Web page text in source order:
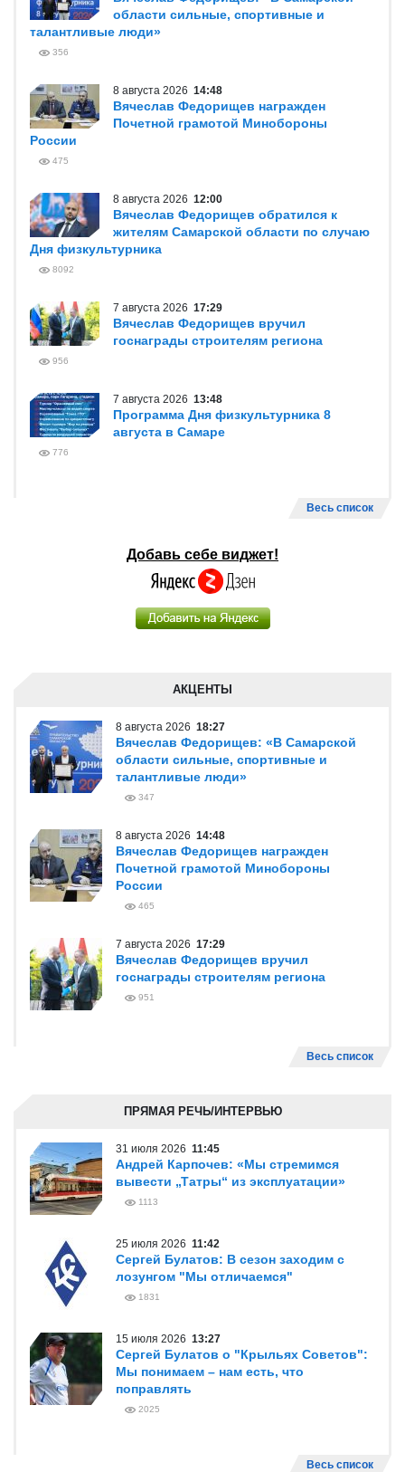
области сильные, спортивные и
талантливые люди»
356
8 августа 2026 14:48
Вячеслав Федорищев награжден
Почетной грамотой Минобороны
России
475
8 августа 2026 12:00
Вячеслав Федорищев обратился к
жителям Самарской области по случаю
Дня физкультурника
8092
7 августа 2026 17:29
Вячеслав Федорищев вручил
госнаграды строителям региона
956
7 августа 2026 13:48
Программа Дня физкультурника 8
августа в Самаре
776
Весь список
Добавь себе виджет!
АКЦЕНТЫ
8 августа 2026 18:27
Вячеслав Федорищев: «В Самарской
области сильные, спортивные и
талантливые люди»
347
8 августа 2026 14:48
Вячеслав Федорищев награжден
Почетной грамотой Минобороны
России
465
7 августа 2026 17:29
Вячеслав Федорищев вручил
госнаграды строителям региона
951
Весь список
ПРЯМАЯ РЕЧЬ/ИНТЕРВЬЮ
31 июля 2026 11:45
Андрей Карпочев: «Мы стремимся
вывести „Татры“ из эксплуатации»
1113
25 июля 2026 11:42
Сергей Булатов: В сезон заходим с
лозунгом "Мы отличаемся"
1831
15 июля 2026 13:27
Сергей Булатов о "Крыльях Советов":
Мы понимаем – нам есть, что
поправлять
2025
Весь список